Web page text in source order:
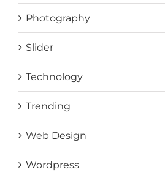
Photography
Slider
Technology
Trending
Web Design
Wordpress